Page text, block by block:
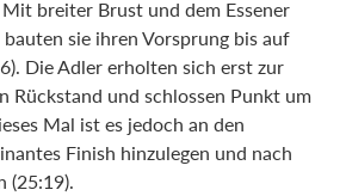
breiter Brust und dem Essener
sie ihren Vorsprung bis auf
Die Adler erholten sich erst zur
Rückstand und schlossen Punkt um
Mal ist es jedoch an den
Finish hinzulegen und nach
(25:19).